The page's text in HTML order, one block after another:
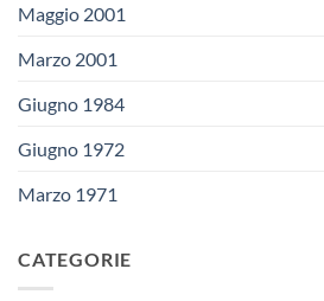
Maggio 2001
Marzo 2001
Giugno 1984
Giugno 1972
Marzo 1971
CATEGORIE